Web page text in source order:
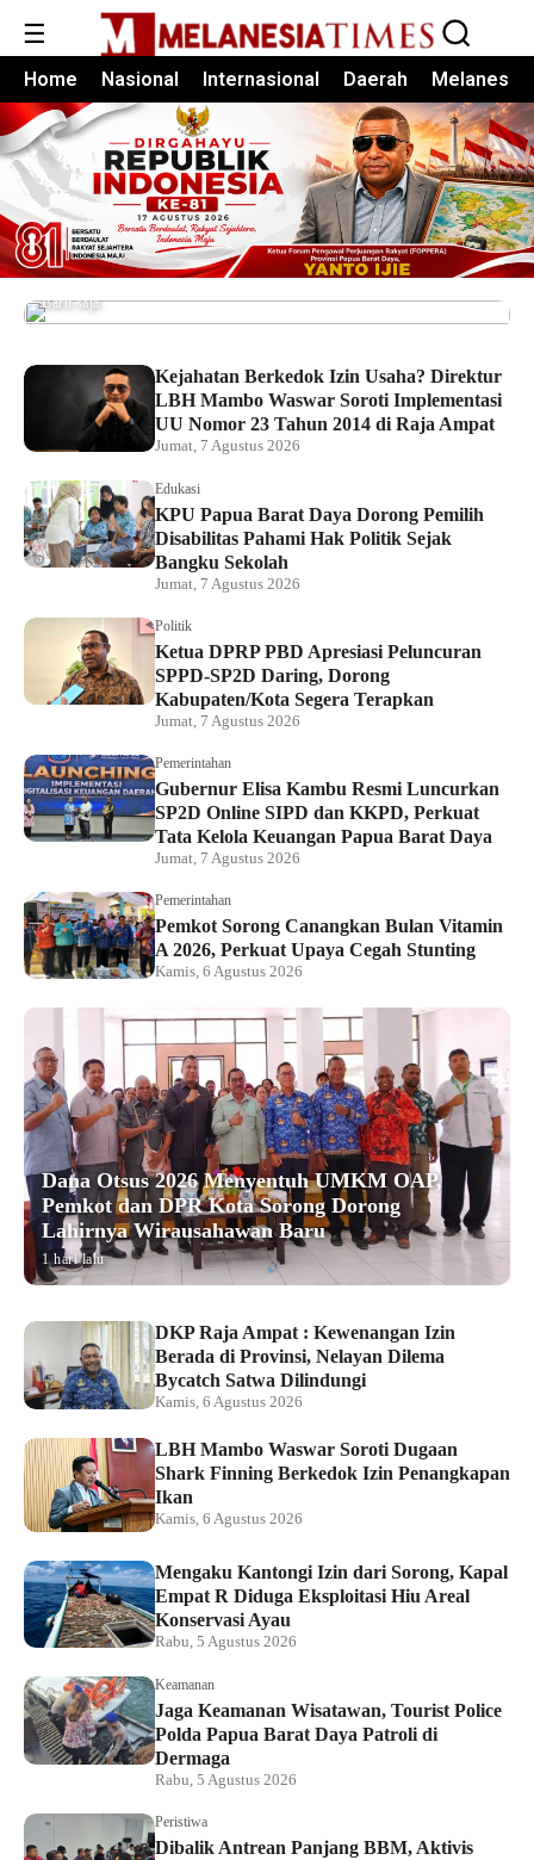
☰
Home Nasional Internasional Daerah Melanesia
Pemkot Sorong Salurkan Alsintan kepada
Kelompok Tani, Dorong Produktivitas dan
Ketahanan Pangan
Baru saja
Kejahatan Berkedok Izin Usaha? Direktur
LBH Mambo Waswar Soroti Implementasi
UU Nomor 23 Tahun 2014 di Raja Ampat
Jumat, 7 Agustus 2026
Edukasi
KPU Papua Barat Daya Dorong Pemilih
Disabilitas Pahami Hak Politik Sejak
Bangku Sekolah
Jumat, 7 Agustus 2026
Politik
Ketua DPRP PBD Apresiasi Peluncuran
SPPD-SP2D Daring, Dorong
Kabupaten/Kota Segera Terapkan
Jumat, 7 Agustus 2026
Pemerintahan
Gubernur Elisa Kambu Resmi Luncurkan
SP2D Online SIPD dan KKPD, Perkuat
Tata Kelola Keuangan Papua Barat Daya
Jumat, 7 Agustus 2026
Pemerintahan
Pemkot Sorong Canangkan Bulan Vitamin
A 2026, Perkuat Upaya Cegah Stunting
Kamis, 6 Agustus 2026
Dana Otsus 2026 Menyentuh UMKM OAP,
Pemkot dan DPR Kota Sorong Dorong
Lahirnya Wirausahawan Baru
1 hari lalu
DKP Raja Ampat : Kewenangan Izin
Berada di Provinsi, Nelayan Dilema
Bycatch Satwa Dilindungi
Kamis, 6 Agustus 2026
LBH Mambo Waswar Soroti Dugaan
Shark Finning Berkedok Izin Penangkapan
Ikan
Kamis, 6 Agustus 2026
Mengaku Kantongi Izin dari Sorong, Kapal
Empat R Diduga Eksploitasi Hiu Areal
Konservasi Ayau
Rabu, 5 Agustus 2026
Keamanan
Jaga Keamanan Wisatawan, Tourist Police
Polda Papua Barat Daya Patroli di
Dermaga
Rabu, 5 Agustus 2026
Peristiwa
Dibalik Antrean Panjang BBM, Aktivis